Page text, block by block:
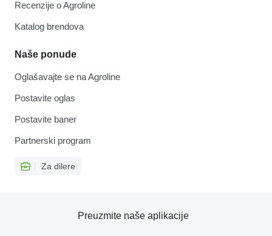
Recenzije o Agroline
Katalog brendova
Naše ponude
Oglašavajte se na Agroline
Postavite oglas
Postavite baner
Partnerski program
Za dilere
Preuzmite naše aplikacije